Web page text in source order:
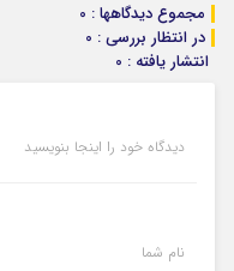
مجموع دیدگاهها : 0
در انتظار بررسی : 0
انتشار یافته : 0
دیدگاه خود را اینجا بنویسید
نام شما